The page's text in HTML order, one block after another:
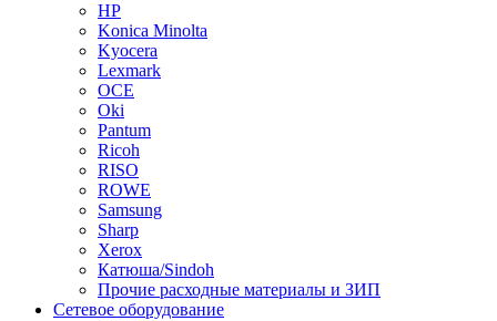
HP
Konica Minolta
Kyocera
Lexmark
OCE
Oki
Pantum
Ricoh
RISO
ROWE
Samsung
Sharp
Xerox
Катюша/Sindoh
Прочие расходные материалы и ЗИП
Сетевое оборудование